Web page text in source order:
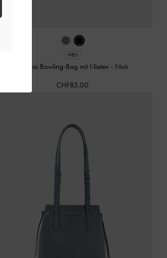
NEU
Tatiana Bowling-Bag mit Nieten - Noir
CHF85.00